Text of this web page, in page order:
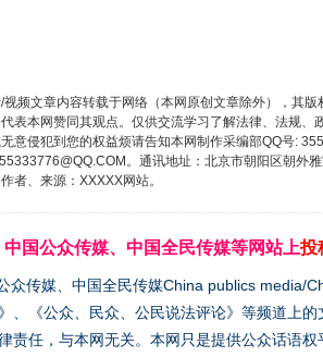
/视频文章内容转载于网络（本网原创文章除外），其
表本网赞同其观点。仅供交流学习了解法律、法规
意侵犯到您的权益烦请告知本网制作采编部QQ号:
。通讯地址：北京市朝阳区朝外
者、来源：XXXXX网站。
国公众传媒、中国全民传媒等网站上投
众传媒、中国全民传媒China publics media/
、《公众、民众、公民说法评论》等频道上
责任，与本网无关。本网只是提供公众话语